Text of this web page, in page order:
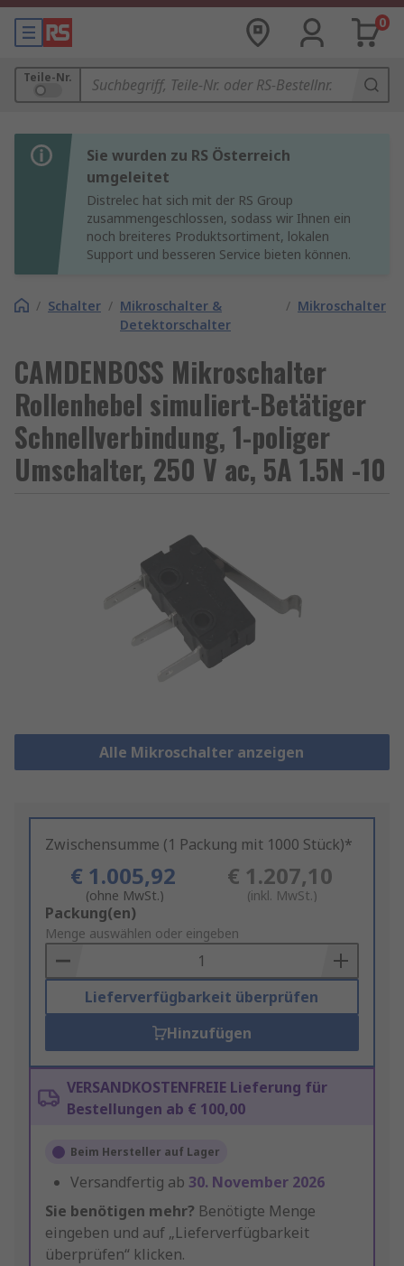
0
Teile-Nr.
Sie wurden zu RS Österreich
umgeleitet
Distrelec hat sich mit der RS Group
zusammengeschlossen, sodass wir Ihnen ein
noch breiteres Produktsortiment, lokalen
Support und besseren Service bieten können.
/ Schalter / Mikroschalter &
Detektorschalter
/ Mikroschalter
CAMDENBOSS Mikroschalter
Rollenhebel simuliert-Betätiger
Schnellverbindung, 1-poliger
Umschalter, 250 V ac, 5A 1.5N -10
Alle Mikroschalter anzeigen
Zwischensumme (1 Packung mit 1000 Stück)*
€ 1.005,92
(ohne MwSt.)
€ 1.207,10
(inkl. MwSt.)
Add
to
Basket
Packung(en)
Menge auswählen oder eingeben
Lieferverfügbarkeit überprüfen
Hinzufügen
VERSANDKOSTENFREIE Lieferung für
Bestellungen ab € 100,00
Beim Hersteller auf Lager
Versandfertig ab 30. November 2026
Sie benötigen mehr? Benötigte Menge
eingeben und auf „Lieferverfügbarkeit
überprüfen“ klicken.